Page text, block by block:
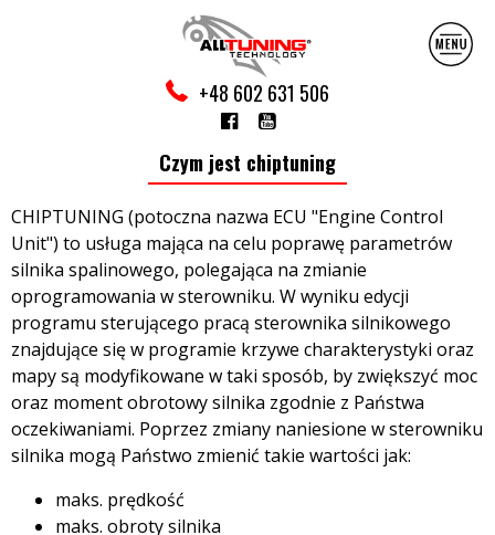
+48 602 631 506
Czym jest chiptuning
CHIPTUNING (potoczna nazwa ECU "Engine Control
Unit") to usługa mająca na celu poprawę parametrów
silnika spalinowego, polegająca na zmianie
oprogramowania w sterowniku. W wyniku edycji
programu sterującego pracą sterownika silnikowego
znajdujące się w programie krzywe charakterystyki oraz
mapy są modyfikowane w taki sposób, by zwiększyć moc
oraz moment obrotowy silnika zgodnie z Państwa
oczekiwaniami. Poprzez zmiany naniesione w sterowniku
silnika mogą Państwo zmienić takie wartości jak:
maks. prędkość
maks. obroty silnika